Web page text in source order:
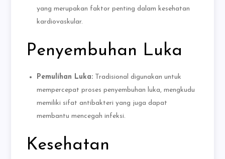
yang merupakan faktor penting dalam kesehatan
kardiovaskular.
Penyembuhan Luka
Pemulihan Luka: Tradisional digunakan untuk
mempercepat proses penyembuhan luka, mengkudu
memiliki sifat antibakteri yang juga dapat
membantu mencegah infeksi.
Kesehatan